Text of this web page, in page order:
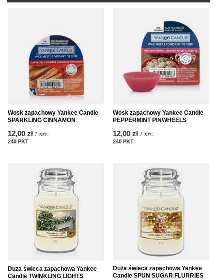
Wosk zapachowy Yankee Candle
SPARKLING CINNAMON
12,00 zł / szt.
240 PKT
Wosk zapachowy Yankee Candle
PEPPERMINT PINWHEELS
12,00 zł / szt.
240 PKT
Duża świeca zapachowa Yankee
Candle TWINKLING LIGHTS
Duża świeca zapachowa Yankee
Candle SPUN SUGAR FLURRIES